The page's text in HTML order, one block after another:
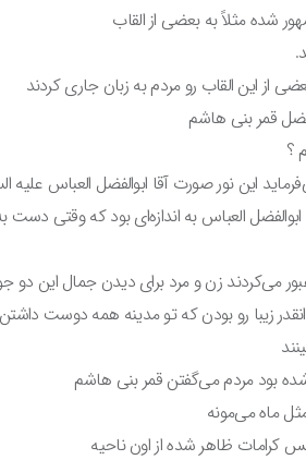
مثلاً به بعضی از القاب
از این القاب رو مردم به زبان جاری کردند
قمر بنی هاشم
؟
این نور صورت آقا ابوالفضل العباس علیه
العباس به اندازه‌ای بود که وقتی دست
می‌کردند زن و مرد برای دیدن جمال این
زیبا رو بودن که تو مدینه همه دوست داشتن
بود مردم می‌گفتن قمر بنی هاشم
ماه می‌مونه
کرامات ظاهر شده از اون ناحیه